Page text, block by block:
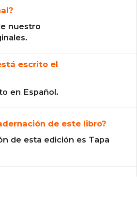
nuestro
escrito el
en Español.
de este libro?
de esta edición es Tapa